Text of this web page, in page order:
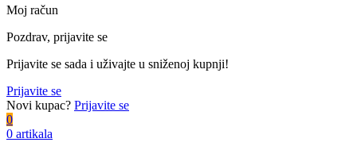
Moj račun
Pozdrav, prijavite se
Prijavite se sada i uživajte u sniženoj kupnji!
Prijavite se
Novi kupac? Prijavite se
0
0 artikala